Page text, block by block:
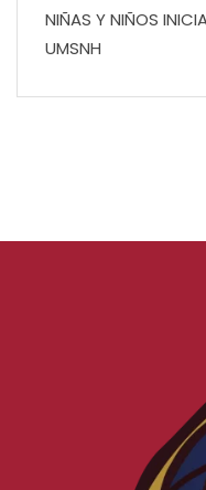
NIÑAS Y NIÑOS
UMSNH